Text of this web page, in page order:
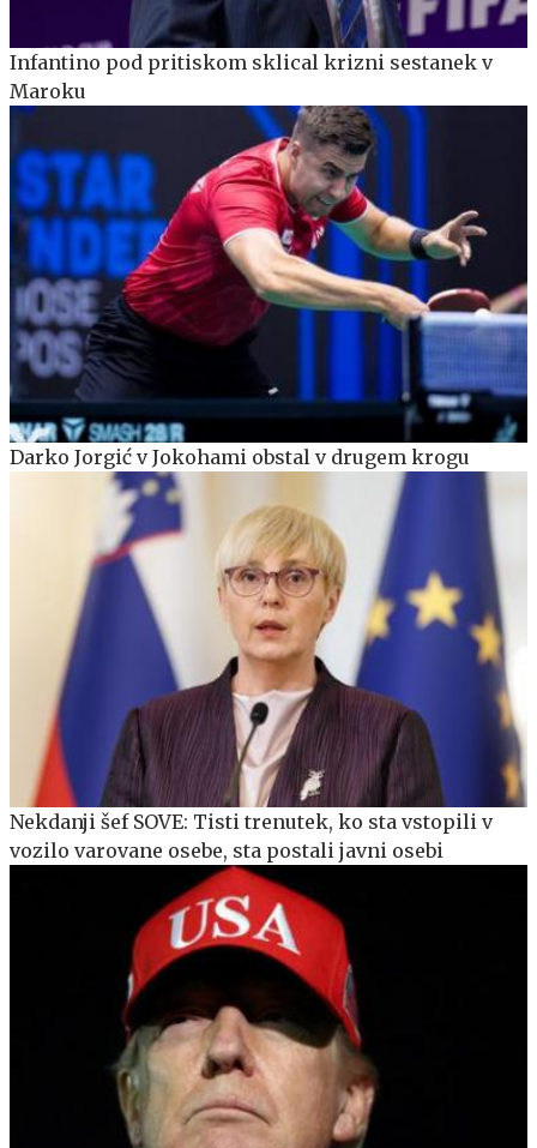
Infantino pod pritiskom sklical krizni sestanek v
Maroku
Darko Jorgić v Jokohami obstal v drugem krogu
Nekdanji šef SOVE: Tisti trenutek, ko sta vstopili v
vozilo varovane osebe, sta postali javni osebi